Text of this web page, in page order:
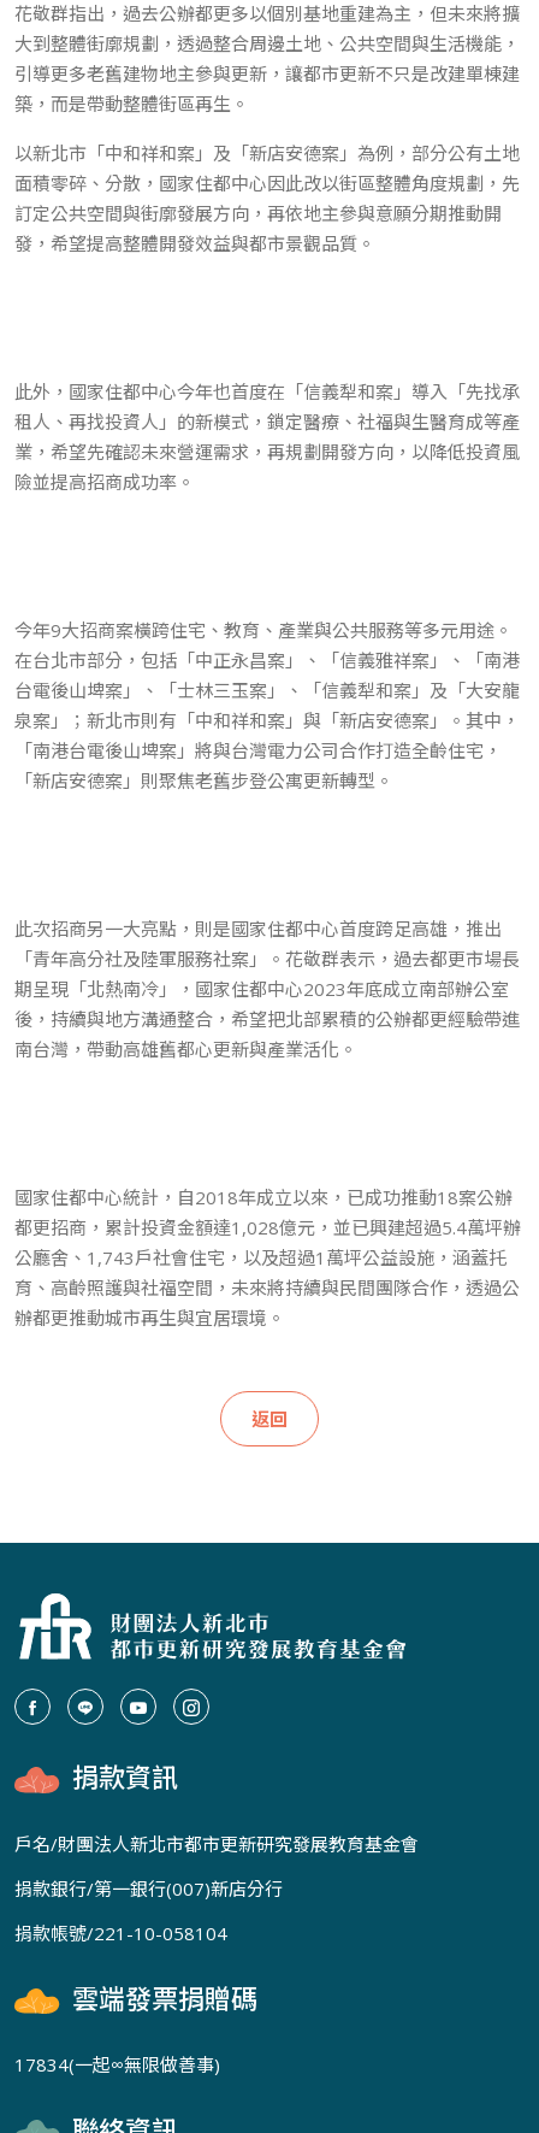
花敬群指出，過去公辦都更多以個別基地重建為主，但未來將擴
大到整體街廓規劃，透過整合周邊土地、公共空間與生活機能，
引導更多老舊建物地主參與更新，讓都市更新不只是改建單棟建
築，而是帶動整體街區再生。
以新北市「中和祥和案」及「新店安德案」為例，部分公有土地
面積零碎、分散，國家住都中心因此改以街區整體角度規劃，先
訂定公共空間與街廓發展方向，再依地主參與意願分期推動開
發，希望提高整體開發效益與都市景觀品質。
此外，國家住都中心今年也首度在「信義犁和案」導入「先找承
租人、再找投資人」的新模式，鎖定醫療、社福與生醫育成等產
業，希望先確認未來營運需求，再規劃開發方向，以降低投資風
險並提高招商成功率。
今年9大招商案橫跨住宅、教育、產業與公共服務等多元用途。
在台北市部分，包括「中正永昌案」、「信義雅祥案」、「南港
台電後山埤案」、「士林三玉案」、「信義犁和案」及「大安龍
泉案」；新北市則有「中和祥和案」與「新店安德案」。其中，
「南港台電後山埤案」將與台灣電力公司合作打造全齡住宅，
「新店安德案」則聚焦老舊步登公寓更新轉型。
此次招商另一大亮點，則是國家住都中心首度跨足高雄，推出
「青年高分社及陸軍服務社案」。花敬群表示，過去都更市場長
期呈現「北熱南冷」，國家住都中心2023年底成立南部辦公室
後，持續與地方溝通整合，希望把北部累積的公辦都更經驗帶進
南台灣，帶動高雄舊都心更新與產業活化。
國家住都中心統計，自2018年成立以來，已成功推動18案公辦
都更招商，累計投資金額達1,028億元，並已興建超過5.4萬坪辦
公廳舍、1,743戶社會住宅，以及超過1萬坪公益設施，涵蓋托
育、高齡照護與社福空間，未來將持續與民間團隊合作，透過公
辦都更推動城市再生與宜居環境。
返回
捐款資訊
戶名/財團法人新北市都市更新研究發展教育基金會
捐款銀行/第一銀行(007)新店分行
捐款帳號/221-10-058104
雲端發票捐贈碼
17834(一起∞無限做善事)